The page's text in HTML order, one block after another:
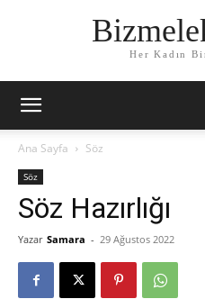
Her Kadın
Ana Sayfa Söz
Söz
Söz Hazırlığı
Yazar Samara - 29 Ağustos 2022